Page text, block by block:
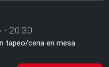
- 20:30
tapeo/cena en mesa